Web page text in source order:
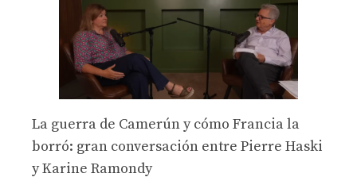
La guerra de Camerún y cómo Francia la
borró: gran conversación entre Pierre Haski
y Karine Ramondy